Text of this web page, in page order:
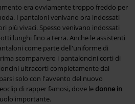
era ovviamente troppo freddo per
I pantaloni venivano ora indossati
più vivaci. Spesso venivano indossati
lunghi fino a terra. Anche le assistenti
come parte dell'uniforme di
scomparvero i pantaloncini corti di
ultracorti completamente dal
solo con l'avvento del nuovo
di rapper famosi, dove le donne in
importante.